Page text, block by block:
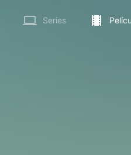
Series